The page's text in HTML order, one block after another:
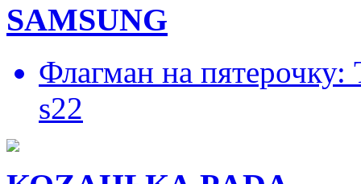
SAMSUNG
Флагман на
s22